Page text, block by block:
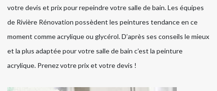
votre devis et prix pour repeindre votre salle de bain. Les équipes
de Rivière Rénovation possèdent les peintures tendance en ce
moment comme acrylique ou glycérol. D’après ses conseils le mieux
et la plus adaptée pour votre salle de bain c’est la peinture
acrylique. Prenez votre prix et votre devis !